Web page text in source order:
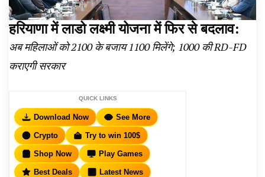
हरियाणा में लाडो लक्ष्मी योजना में फिर से बदलाव:
अब महिलाओं को ₹2100 के बजाय ₹1100 मिलेंगे; ₹1000 की RD-FD
कराएगी सरकार
QUICK LINKS
Download Now See More
Crypto Try to win 100$
Shop Now Play Games
Best Deals Latest News